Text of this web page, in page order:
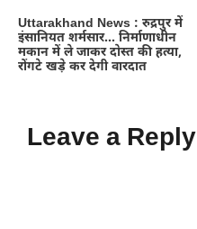
Uttarakhand News : रुद्रपुर में
इंसानियत शर्मसार… निर्माणाधीन
मकान में ले जाकर दोस्त की हत्या,
रोंगटे खड़े कर देगी वारदात
Leave a Reply